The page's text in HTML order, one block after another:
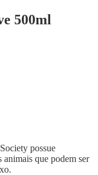
500ml
possue
animais que podem ser